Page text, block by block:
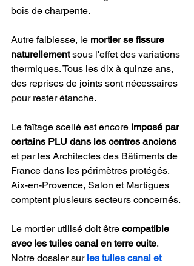
bois de charpente.
Autre faiblesse, le mortier se fissure
naturellement sous l'effet des variations
thermiques. Tous les dix à quinze ans,
des reprises de joints sont nécessaires
pour rester étanche.
Le faîtage scellé est encore imposé par
certains PLU dans les centres anciens
et par les Architectes des Bâtiments de
France dans les périmètres protégés.
Aix-en-Provence, Salon et Martigues
comptent plusieurs secteurs concernés.
Le mortier utilisé doit être compatible
avec les tuiles canal en terre cuite.
Notre dossier sur les tuiles canal et